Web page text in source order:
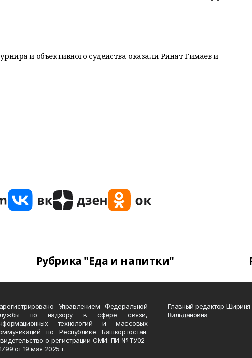
и объективного судейства оказали Ринат Гимаев и
Рубрика "Еда и напитки"
Управлением Федеральной
по надзору в сфере связи,
технологий и массовых
по Республике Башкортостан.
о регистрации СМИ: ПИ №ТУ02-
от 19 мая 2025 г.
Главный редактор
Вильдановна